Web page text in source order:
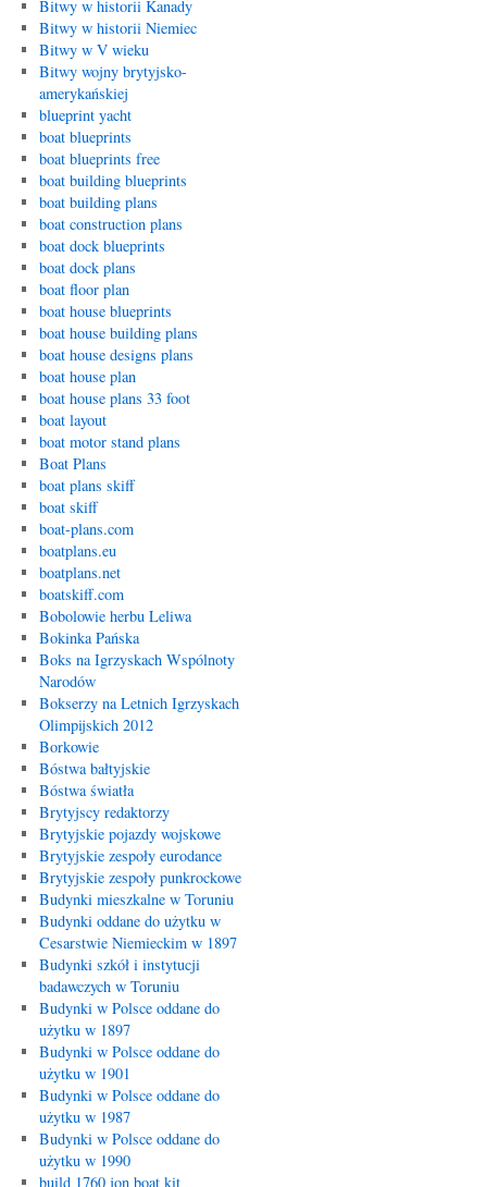
Bitwy w historii Kanady
Bitwy w historii Niemiec
Bitwy w V wieku
Bitwy wojny brytyjsko-
amerykańskiej
blueprint yacht
boat blueprints
boat blueprints free
boat building blueprints
boat building plans
boat construction plans
boat dock blueprints
boat dock plans
boat floor plan
boat house blueprints
boat house building plans
boat house designs plans
boat house plan
boat house plans 33 foot
boat layout
boat motor stand plans
Boat Plans
boat plans skiff
boat skiff
boat-plans.com
boatplans.eu
boatplans.net
boatskiff.com
Bobolowie herbu Leliwa
Bokinka Pańska
Boks na Igrzyskach Wspólnoty
Narodów
Bokserzy na Letnich Igrzyskach
Olimpijskich 2012
Borkowie
Bóstwa bałtyjskie
Bóstwa światła
Brytyjscy redaktorzy
Brytyjskie pojazdy wojskowe
Brytyjskie zespoły eurodance
Brytyjskie zespoły punkrockowe
Budynki mieszkalne w Toruniu
Budynki oddane do użytku w
Cesarstwie Niemieckim w 1897
Budynki szkół i instytucji
badawczych w Toruniu
Budynki w Polsce oddane do
użytku w 1897
Budynki w Polsce oddane do
użytku w 1901
Budynki w Polsce oddane do
użytku w 1987
Budynki w Polsce oddane do
użytku w 1990
build 1760 jon boat kit